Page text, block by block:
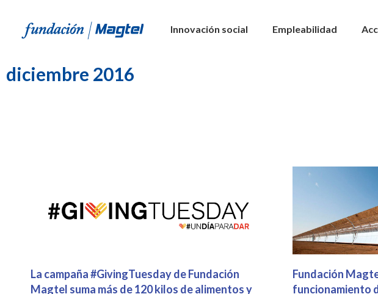
Innovación social Empleabilidad
diciembre 2016
La campaña #GivingTuesday de Fundación
Magtel suma más de 120 kilos de alimentos y
Fundación
funcionamiento